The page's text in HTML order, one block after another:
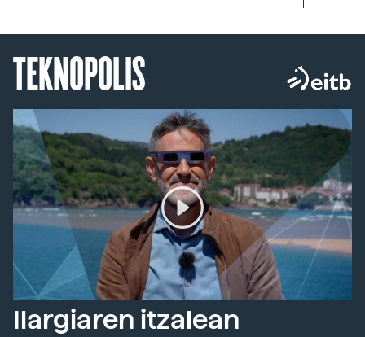
TEKNOPOLIS
Ilargiaren itzalean